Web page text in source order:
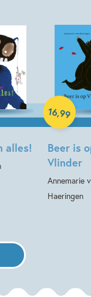
alles!
Beer is
Vlinder
Annemarie
Haeringen
16,99
Hardcover